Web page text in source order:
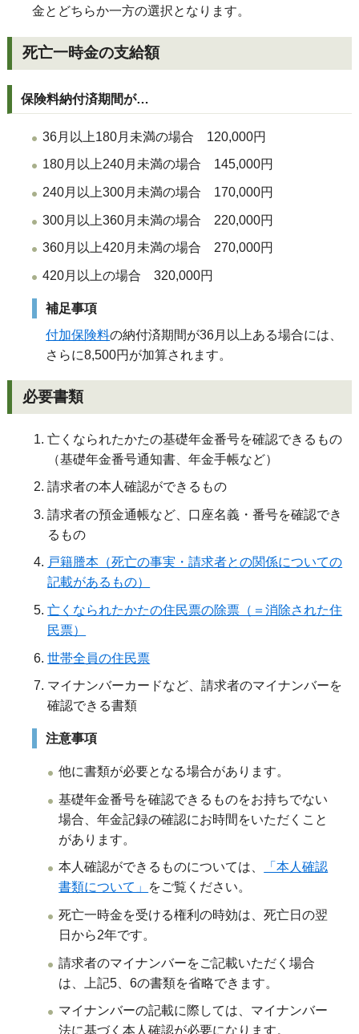
金とどちらか一方の選択となります。
死亡一時金の支給額
保険料納付済期間が…
36月以上180月未満の場合 120,000円
180月以上240月未満の場合 145,000円
240月以上300月未満の場合 170,000円
300月以上360月未満の場合 220,000円
360月以上420月未満の場合 270,000円
420月以上の場合 320,000円
補足事項
付加保険料の納付済期間が36月以上ある場合には、
さらに8,500円が加算されます。
必要書類
亡くなられたかたの基礎年金番号を確認できるもの
（基礎年金番号通知書、年金手帳など）
請求者の本人確認ができるもの
請求者の預金通帳など、口座名義・番号を確認でき
るもの
戸籍謄本（死亡の事実・請求者との関係についての
記載があるもの）
亡くなられたかたの住民票の除票（＝消除された住
民票）
世帯全員の住民票
マイナンバーカードなど、請求者のマイナンバーを
確認できる書類
注意事項
他に書類が必要となる場合があります。
基礎年金番号を確認できるものをお持ちでない
場合、年金記録の確認にお時間をいただくこと
があります。
本人確認ができるものについては、
「本人確認
書類について」
をご覧ください。
死亡一時金を受ける権利の時効は、死亡日の翌
日から2年です。
請求者のマイナンバーをご記載いただく場合
は、上記5、6の書類を省略できます。
マイナンバーの記載に際しては、マイナンバー
法に基づく本人確認が必要になります。